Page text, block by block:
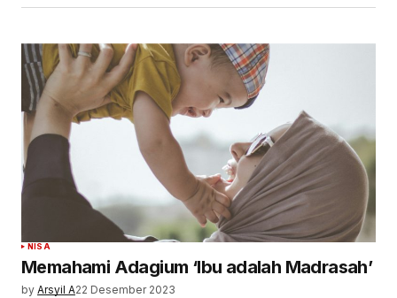
NISA
Memahami Adagium ‘Ibu adalah Madrasah’
by Arsyil A22 Desember 2023